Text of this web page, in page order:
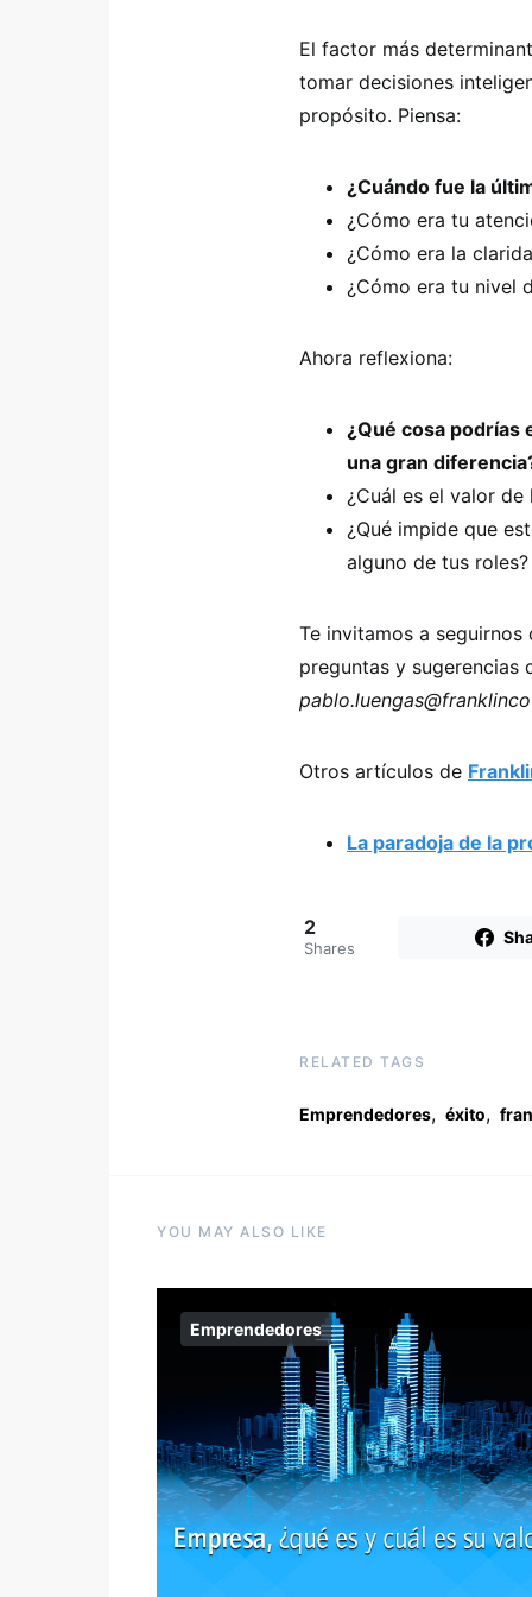
El factor más
tomar decisiones
propósito. Piensa:
¿Cuándo fue la
¿Cómo era tu
¿Cómo era la
¿Cómo era tu nivel
Ahora reflexiona:
¿Qué cosa podrías
una gran
¿Cuál es el valor de
¿Qué impide que
alguno de tus roles?
Te invitamos a
preguntas y sugerencias
Otros artículos de
La paradoja de la
2
Shares
RELATED TAGS
Emprendedores, éxito,
YOU MAY ALSO LIKE
Emprendedores